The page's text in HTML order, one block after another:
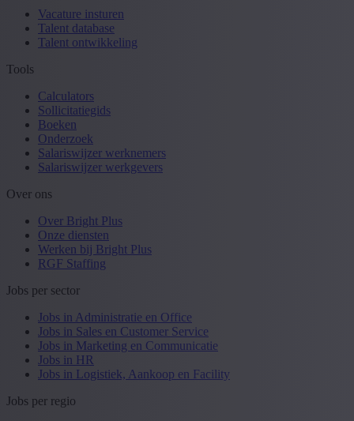
Vacature insturen
Talent database
Talent ontwikkeling
Tools
Calculators
Sollicitatiegids
Boeken
Onderzoek
Salariswijzer werknemers
Salariswijzer werkgevers
Over ons
Over Bright Plus
Onze diensten
Werken bij Bright Plus
RGF Staffing
Jobs per sector
Jobs in Administratie en Office
Jobs in Sales en Customer Service
Jobs in Marketing en Communicatie
Jobs in HR
Jobs in Logistiek, Aankoop en Facility
Jobs per regio